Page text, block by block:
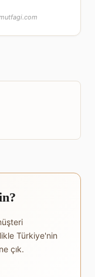
Türkiye'nin
çık.